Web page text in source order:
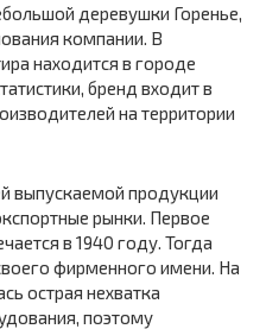
деревушки Горенье,
компании. В
находится в городе
бренд входит в
на территории
выпускаемой продукции
рынки. Первое
в 1940 году. Тогда
фирменного имени. На
острая нехватка
поэтому